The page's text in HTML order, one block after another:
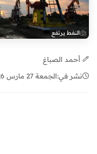
النفط يرتفع
أحمد الصباغ
نشر في:الجمعة 27 مارس 2026 - 13:21